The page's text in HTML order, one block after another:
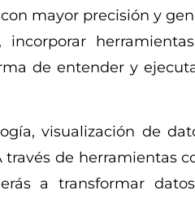
mayor precisión y
de entender y
visualización de
de herramientas
a transformar